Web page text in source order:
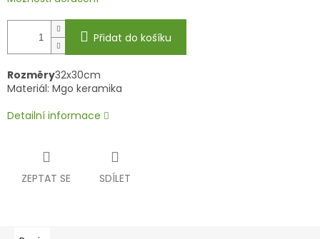
Přidat do košíku
Rozměry32x30cm
Materiál: Mgo keramika
Detailní informace
ZEPTAT SE SDÍLET